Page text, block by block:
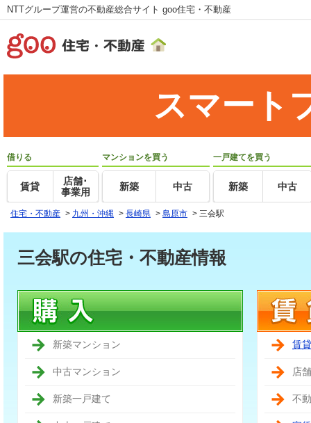
NTTグループ運営の不動産総合サイト goo住宅・不動産
スマート
借りる
賃貸
店舗･
事業用
マンションを買う
新築 中古
一戸建てを買う
新築 中古
住宅・不動産 > 九州・沖縄 > 長崎県 > 島原市 > 三会駅
三会駅の住宅・不動産情報
新築マンション
中古マンション
新築一戸建て
賃
店
不